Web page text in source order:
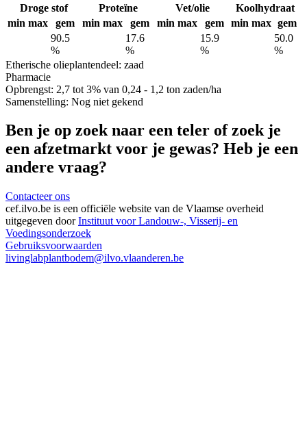
Droge stof
Proteïne Vet/olie
Koolhydraat
min max gem min max gem min max gem min max gem
90.5
%
17.6
%
15.9
%
50.0
%
Etherische olieplantendeel: zaad
Pharmacie
Opbrengst: 2,7 tot 3% van 0,24 - 1,2 ton zaden/ha
Samenstelling: Nog niet gekend
Ben je op zoek naar een teler of zoek je
een afzetmarkt voor je gewas? Heb je een
andere vraag?
Contacteer ons
cef.ilvo.be is een officiële website van de Vlaamse overheid
uitgegeven doorInstituut voor Landouw-, Visserij- en
Voedingsonderzoek
Gebruiksvoorwaarden
livinglabplantbodem@ilvo.vlaanderen.be